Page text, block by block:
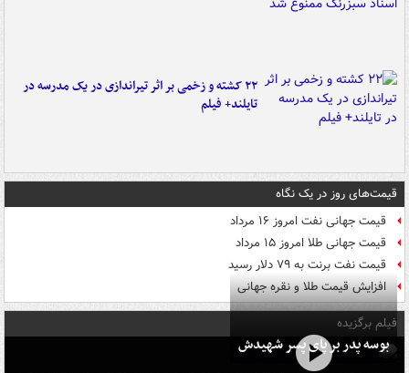
۲۲ کشته و زخمی بر اثر تیراندازی در یک مدرسه در
تایلند+ فیلم
قیمت‌های روز در یک نگاه
قیمت جهانی نفت امروز ۱۶ مرداد
قیمت جهانی طلا امروز ۱۵ مرداد
قیمت نفت برنت به ۷۹ دلار رسید
افزایش قیمت طلا و نقره جهانی
فیلم برگزیده
بوسه‌ پدر بر پای پسر شهیدش